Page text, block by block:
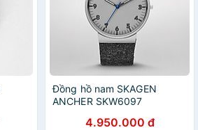
Đồng hồ nam SKAGEN
ANCHER SKW6097
4.950.000 đ